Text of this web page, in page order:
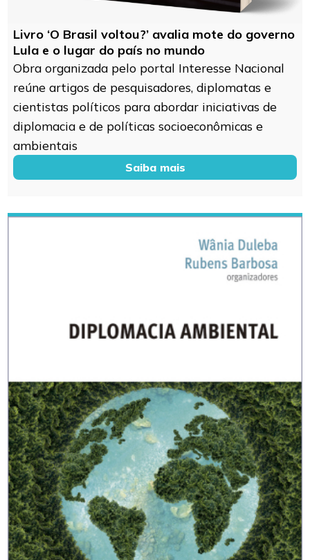
Livro ‘O Brasil voltou?’ avalia mote do governo
Lula e o lugar do país no mundo
Obra organizada pelo portal Interesse Nacional
reúne artigos de pesquisadores, diplomatas e
cientistas políticos para abordar iniciativas de
diplomacia e de políticas socioeconômicas e
ambientais
Saiba mais